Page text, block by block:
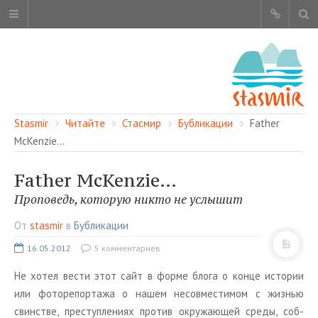
КАРТА САЙТА
ЧИТАЙТЕ
СМОТРИТЕ
НАШИ УСЛУГИ
Stasmir Читайте Стасмир Бубликации
Father
McKenzie…
Father McKenzie…
Проповедь, которую никто не услышит
От stasmir в Бубликации
16.05.2012 5 комментариев
Не хотел вести этот сайт в форме блога о конце ис­то­рии
или фо­то­ре­пор­та­жа о нашем несов­ме­сти­мом с жиз­нью
свин­стве, пре­ступ­ле­ни­ях про­тив окру­жа­ю­щей среды, соб­